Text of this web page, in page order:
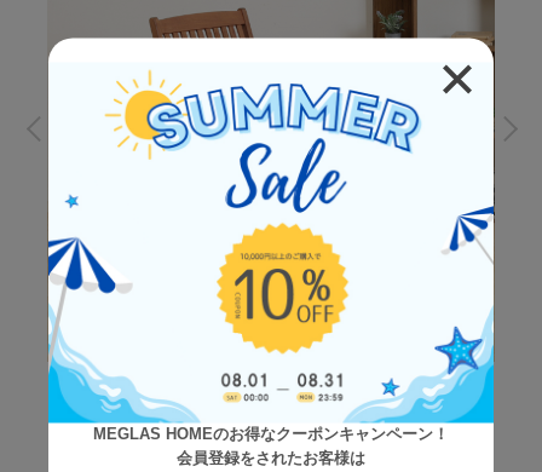
MEGLAS HOMEのお得なクーポンキャンペーン！
会員登録をされたお客様は